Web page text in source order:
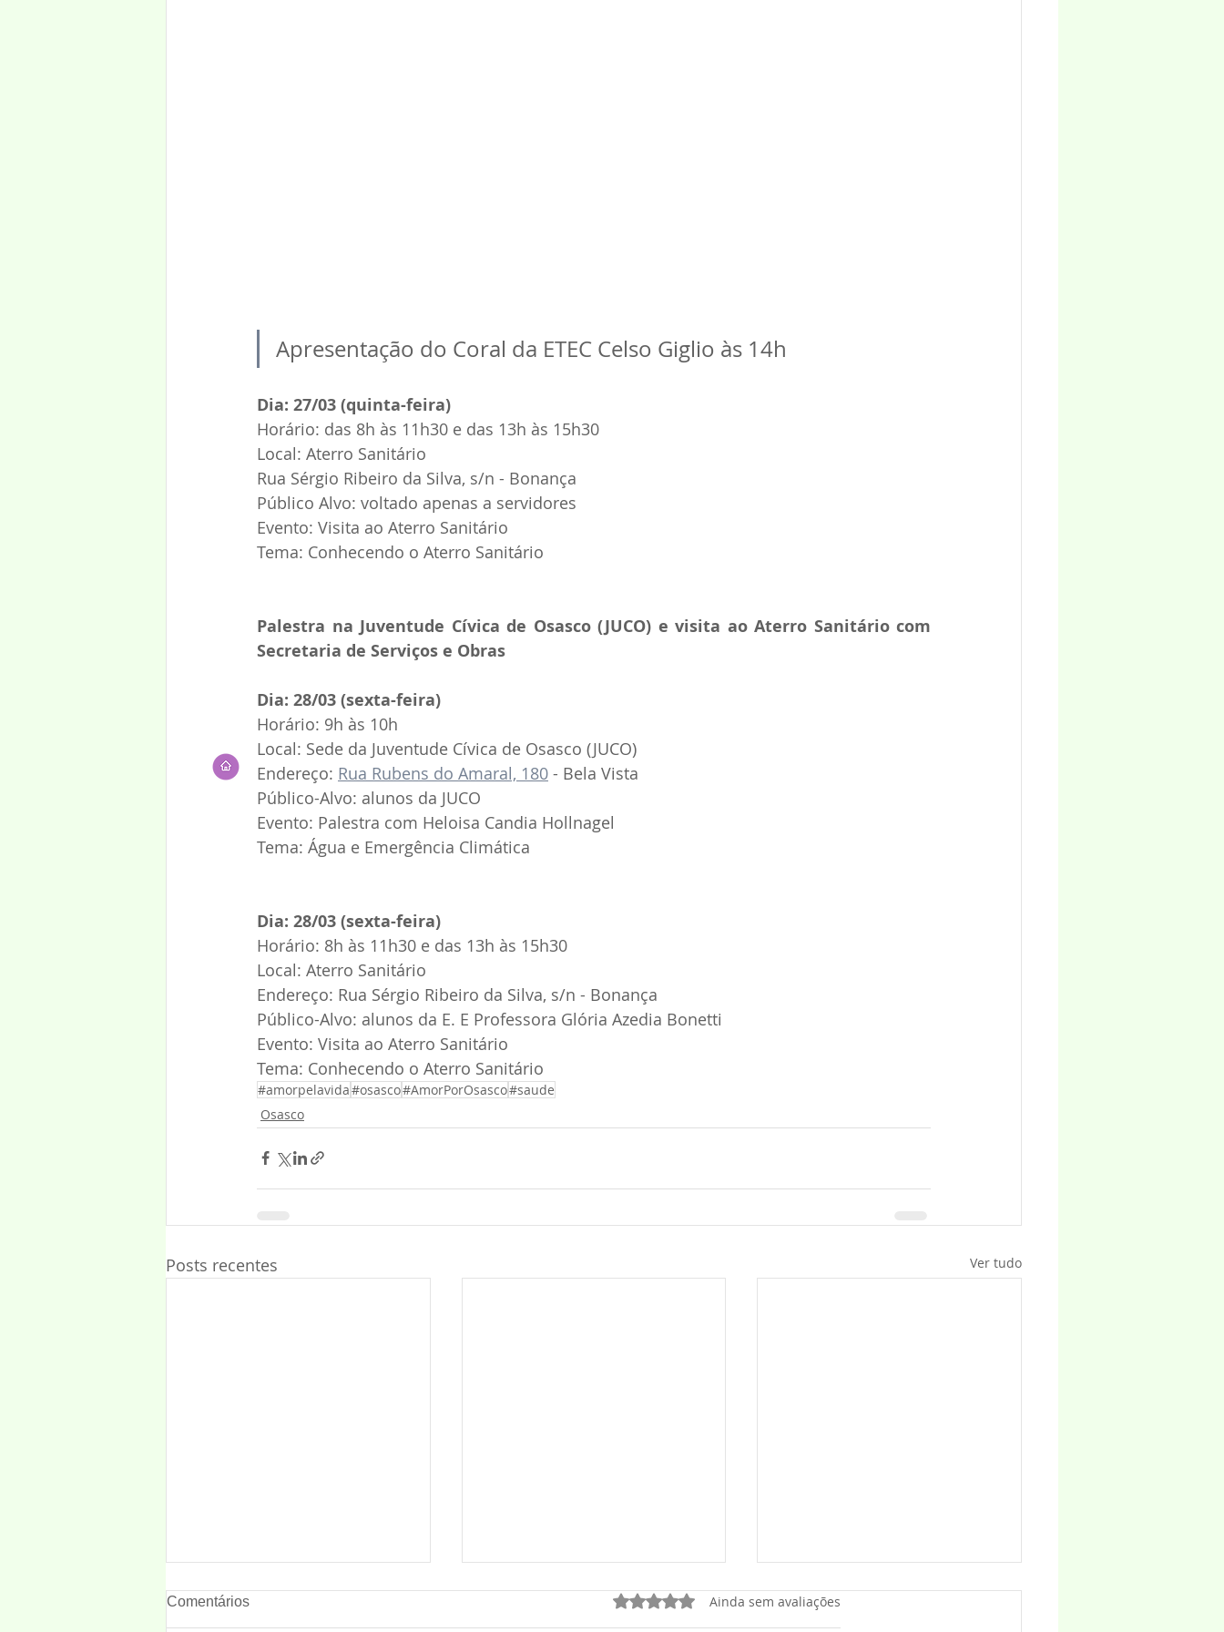
Apresentação do Coral da ETEC Celso Giglio às 14h
Dia: 27/03 (quinta-feira)
Horário: das 8h às 11h30 e das 13h às 15h30
Local: Aterro Sanitário
Rua Sérgio Ribeiro da Silva, s/n - Bonança
Público Alvo: voltado apenas a servidores
Evento: Visita ao Aterro Sanitário
Tema: Conhecendo o Aterro Sanitário
Palestra na Juventude Cívica de Osasco (JUCO) e visita ao Aterro Sanitário com
Secretaria de Serviços e Obras
Dia: 28/03 (sexta-feira)
Horário: 9h às 10h
Local: Sede da Juventude Cívica de Osasco (JUCO)
Endereço: Rua Rubens do Amaral, 180 - Bela Vista
Público-Alvo: alunos da JUCO
Evento: Palestra com Heloisa Candia Hollnagel
Tema: Água e Emergência Climática
Dia: 28/03 (sexta-feira)
Horário: 8h às 11h30 e das 13h às 15h30
Local: Aterro Sanitário
Endereço: Rua Sérgio Ribeiro da Silva, s/n - Bonança
Público-Alvo: alunos da E. E Professora Glória Azedia Bonetti
Evento: Visita ao Aterro Sanitário
Tema: Conhecendo o Aterro Sanitário
#amorpelavida#osasco#AmorPorOsasco#saude
Osasco
Posts recentes Ver tudo
Comentários Avaliado com 0 de 5 estrelas.
Ainda sem avaliações